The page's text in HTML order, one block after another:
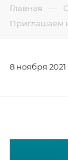
Главная —
Приглашаем
8 ноября 2021